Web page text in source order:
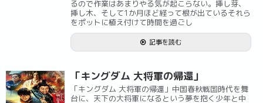
るので作業はあまりやる気が起こらない。挿し芽、
挿し木、そして1か月ほど経って根が出ているそれら
をポットに植え付けて時間を過ごし
記事を読む
「キングダム 大将軍の帰還」
「キングダム 大将軍の帰還」中国春秋戦国時代を舞
台に、天下の大将軍になるという夢を抱く少年と中